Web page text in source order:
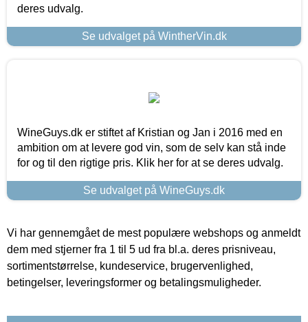
deres udvalg.
Se udvalget på WintherVin.dk
WineGuys.dk er stiftet af Kristian og Jan i 2016 med en
ambition om at levere god vin, som de selv kan stå inde
for og til den rigtige pris. Klik her for at se deres udvalg.
Se udvalget på WineGuys.dk
Vi har gennemgået de mest populære webshops og anmeldt
dem med stjerner fra 1 til 5 ud fra bl.a. deres prisniveau,
sortimentstørrelse, kundeservice, brugervenlighed,
betingelser, leveringsformer og betalingsmuligheder.